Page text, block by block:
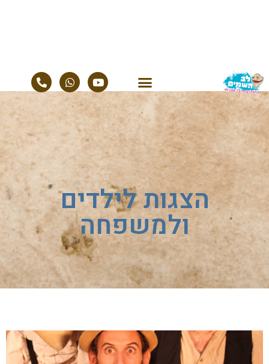
הצגות לילדים
ולמשפחה